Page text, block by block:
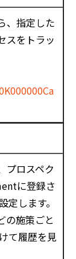
、指定した
スをトラッ
プロスペク
に登録さ
します。
の施策ごと
て履歴を見